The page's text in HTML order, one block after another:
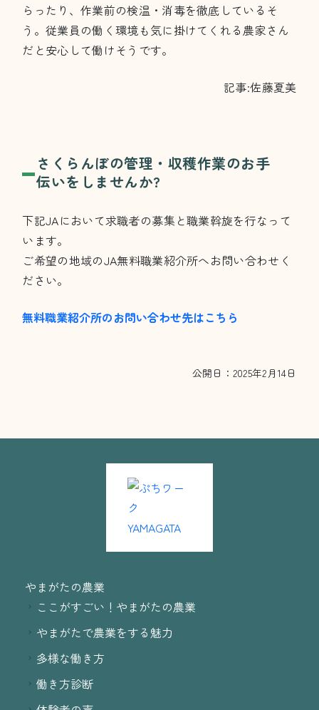
らったり、作業前の検温・消毒を徹底しているそ
う。従業員の働く環境も気に掛けてくれる農家さん
だと安心して働けそうです。
記事:佐藤夏美
さくらんぼの管理・収穫作業のお手
伝いをしませんか?
下記JAにおいて求職者の募集と職業斡旋を行なって
います。
ご希望の地域のJA無料職業紹介所へお問い合わせく
ださい。
無料職業紹介所のお問い合わせ先はこちら
公開日：2025年2月14日
やまがたの農業
ここがすごい！やまがたの農業
やまがたで農業をする魅力
多様な働き方
働き方診断